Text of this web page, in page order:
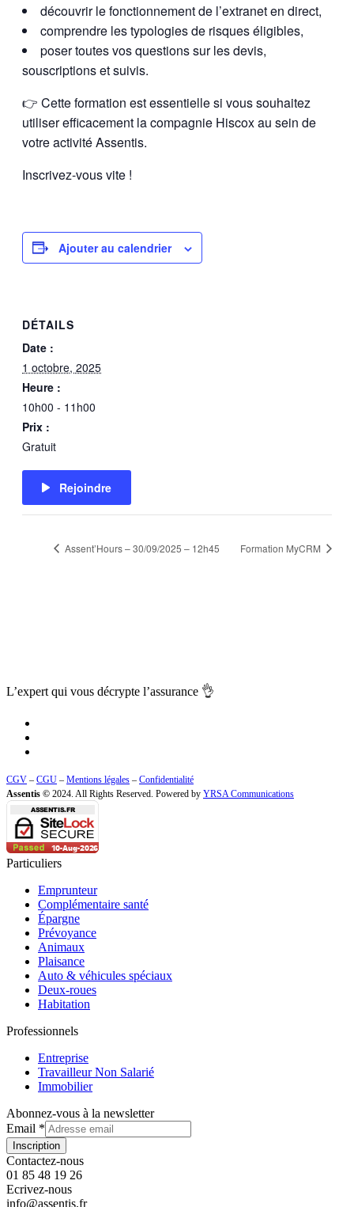
découvrir le fonctionnement de l’extranet en direct,
comprendre les typologies de risques éligibles,
poser toutes vos questions sur les devis,
souscriptions et suivis.
👉 Cette formation est essentielle si vous souhaitez
utiliser efficacement la compagnie Hiscox au sein de
votre activité Assentis.
Inscrivez-vous vite !
Ajouter au calendrier
DÉTAILS
Date :
1 octobre, 2025
Heure :
10h00 - 11h00
Prix :
Gratuit
Rejoindre
Assent’Hours – 30/09/2025 – 12h45 Formation MyCRM
L’expert qui vous décrypte l’assurance 👌
CGV – CGU – Mentions légales – Confidentialité
Assentis © 2024. All Rights Reserved. Powered by YRSA Communications
Particuliers
Emprunteur
Complémentaire santé
Épargne
Prévoyance
Animaux
Plaisance
Auto & véhicules spéciaux
Deux-roues
Habitation
Professionnels
Entreprise
Travailleur Non Salarié
Immobilier
Abonnez-vous à la newsletter
page
en
Mise
Email *
Inscription
Contactez-nous
01 85 48 19 26
Ecrivez-nous
info@assentis.fr